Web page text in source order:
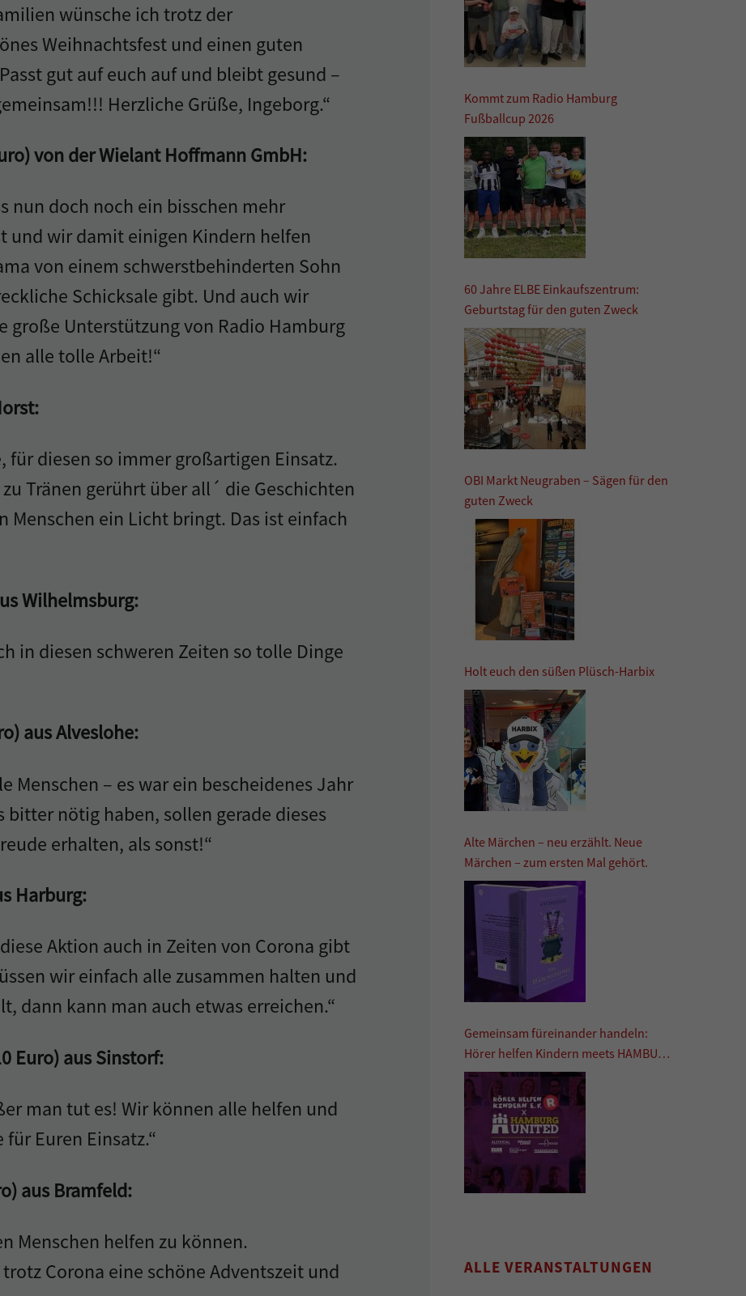
wünsche ich trotz der
Weihnachtsfest und einen guten
gut auf euch auf und bleibt gesund –
Herzliche Grüße, Ingeborg.“
von der Wielant Hoffmann GmbH:
nun doch noch ein bisschen mehr
und wir damit einigen Kindern helfen
von einem schwerstbehinderten Sohn
Schicksale gibt. Und auch wir
große Unterstützung von Radio Hamburg
alle tolle Arbeit!“
für diesen so immer großartigen Einsatz.
Tränen gerührt über all´ die Geschichten
Menschen ein Licht bringt. Das ist einfach
Wilhelmsburg:
in diesen schweren Zeiten so tolle Dinge
aus Alveslohe:
Menschen – es war ein bescheidenes Jahr
bitter nötig haben, sollen gerade dieses
erhalten, als sonst!“
Harburg:
Aktion auch in Zeiten von Corona gibt
wir einfach alle zusammen halten und
dann kann man auch etwas erreichen.“
Euro) aus Sinstorf:
man tut es! Wir können alle helfen und
Euren Einsatz.“
aus Bramfeld:
Menschen helfen zu können.
Corona eine schöne Adventszeit und
Kommt zum Radio Hamburg
Fußballcup 2026
60 Jahre ELBE Einkaufszentrum:
Geburtstag für den guten Zweck
OBI Markt Neugraben – Sägen für den
guten Zweck
Holt euch den süßen Plüsch-Harbix
Alte Märchen – neu erzählt. Neue
Märchen – zum ersten Mal gehört.
Gemeinsam füreinander handeln:
Hörer helfen Kindern meets HAMBURG
UNITED
ALLE VERANSTALTUNGEN